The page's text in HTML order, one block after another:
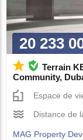
20 233
Terrain
Community,
Espace de
Distance de
MAG Property